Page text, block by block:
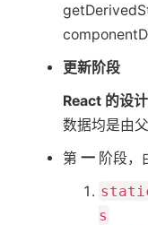
更新阶段
React 的设
数据均是由
第 一 阶段，
s